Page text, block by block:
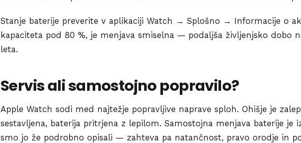
Stanje baterije preverite v aplikaciji Watch → Splošno → Informacije o
kapaciteta pod 80 %, je menjava smiselna — podaljša življenjsko dobo
leta.
Servis ali samostojno popravilo?
Apple Watch sodi med najtežje popravljive naprave sploh. Ohišje je
sestavljena, baterija pritrjena z lepilom. Samostojna menjava baterije je
smo jo že podrobno opisali — zahteva pa natančnost, pravo orodje in